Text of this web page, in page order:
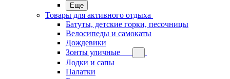
Еще
Товары для активного отдыха
Батуты, детские горки, песочницы
Велосипеды и самокаты
Дождевики
Зонты уличные
Лодки и сапы
Палатки